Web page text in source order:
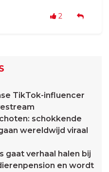
2
TikTok-influencer
schokkende
wereldwijd viraal
gaat verhaal halen bij
en wordt